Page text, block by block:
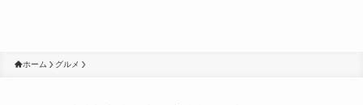
ホーム グルメ